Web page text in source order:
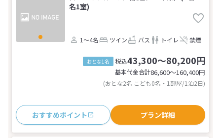
名1室)
1～4名 ツイン バス トイレ 禁煙
おとな1名 税込43,300～80,200円
基本代金合計86,600〜160,400円
(おとな2名 こども0名・1部屋/1泊2日)
おすすめポイント プラン詳細